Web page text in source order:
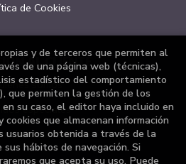
de Cookies
AL CLIENTE
somos
especiales
de desistimiento
y de terceros que permiten al
de una página web (técnicas),
estadístico del comportamiento
que permiten la gestión de los
su caso, el editor haya incluido en
que almacenan información
usuarios obtenida a través de la
hábitos de navegación. Si
que acepta su uso. Puede